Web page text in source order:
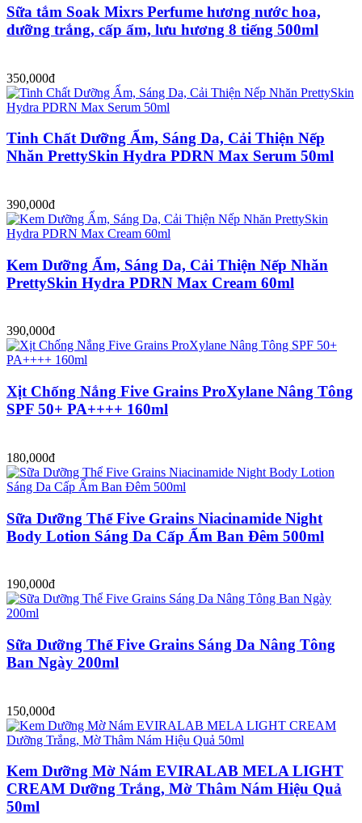
Sữa tắm Soak Mixrs Perfume hương nước hoa,
dưỡng trắng, cấp ẩm, lưu hương 8 tiếng 500ml
350,000đ
Tinh Chất Dưỡng Ẩm, Sáng Da, Cải Thiện Nếp
Nhăn PrettySkin Hydra PDRN Max Serum 50ml
390,000đ
Kem Dưỡng Ẩm, Sáng Da, Cải Thiện Nếp Nhăn
PrettySkin Hydra PDRN Max Cream 60ml
390,000đ
Xịt Chống Nắng Five Grains ProXylane Nâng Tông
SPF 50+ PA++++ 160ml
180,000đ
Sữa Dưỡng Thể Five Grains Niacinamide Night
Body Lotion Sáng Da Cấp Ẩm Ban Đêm 500ml
190,000đ
Sữa Dưỡng Thể Five Grains Sáng Da Nâng Tông
Ban Ngày 200ml
150,000đ
Kem Dưỡng Mờ Nám EVIRALAB MELA LIGHT
CREAM Dưỡng Trắng, Mờ Thâm Nám Hiệu Quả
50ml